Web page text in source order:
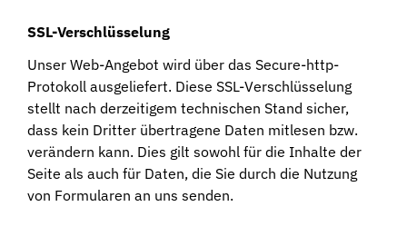
SSL-Verschlüsselung
Unser Web-Angebot wird über das Secure-http-
Protokoll ausgeliefert. Diese SSL-Verschlüsselung
stellt nach derzeitigem technischen Stand sicher,
dass kein Dritter übertragene Daten mitlesen bzw.
verändern kann. Dies gilt sowohl für die Inhalte der
Seite als auch für Daten, die Sie durch die Nutzung
von Formularen an uns senden.